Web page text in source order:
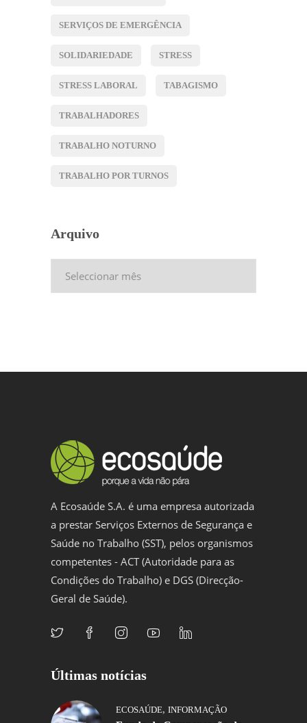
SERVIÇOS DE EMERGÊNCIA
SOLIDARIEDADE STRESS
STRESS LABORAL TABAGISMO
TRABALHADORES
TRABALHO NOTURNO
TRABALHO POR TURNOS
Arquivo
A Ecosaúde S.A. é uma empresa autorizada
a prestar Serviços Externos de Segurança e
Saúde no Trabalho (SST), pelos organismos
competentes - ACT (Autoridade para as
Condições do Trabalho) e DGS (Direcção-
Geral de Saúde).
Últimas notícias
ECOSAÚDE, INFORMAÇÃO